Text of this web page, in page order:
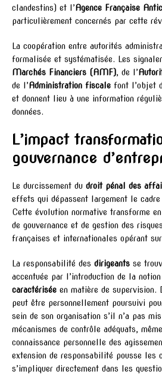
clandestins) et l’Agence Française
particulièrement concernés par cette
La coopération entre autorités
formalisée et systématisée. Les
Marchés Financiers (AMF), de l’
de l’Administration fiscale font l’objet
et donnent lieu à une information
données.
L’impact
gouvernance
Le durcissement du droit pénal des
effets qui dépassent largement le
Cette évolution normative transforme
de gouvernance et de gestion des
françaises et internationales opérant
La responsabilité des dirigeants se
accentuée par l’introduction de la notion
caractérisée en matière de supervision.
peut être personnellement poursuivi
sein de son organisation s’il n’a pas
mécanismes de contrôle adéquats,
connaissance personnelle des
extension de responsabilité pousse les
s’impliquer directement dans les